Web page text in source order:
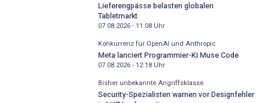
Lieferengpässe belasten globalen
Tabletmarkt
07.08.2026 - 11:08Uhr
Konkurrenz für OpenAI und Anthropic
Meta lanciert Programmier-KI Muse Code
07.08.2026 - 12:18Uhr
Bisher unbekannte Angriffsklasse
Security-Spezialisten warnen vor Designfehler